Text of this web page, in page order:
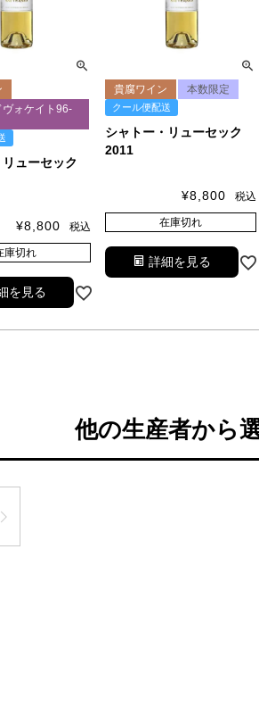
ューセック
ヴォケイト96-
¥8,800 税込
庫切れ
を見る
シャトー・リューセック
2011
貴腐ワイン 本数限定
クール便配送
¥8,800 税込
在庫切れ
詳細を見る
他の生産者から